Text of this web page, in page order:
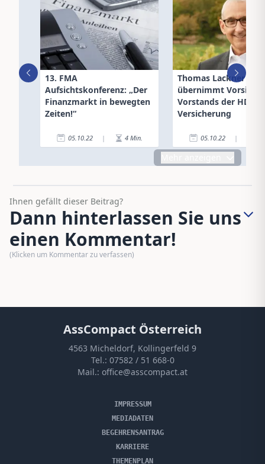
13. FMA
Aufsichtskonferenz: „Der
Finanzmarkt in bewegten
Zeiten!“
05.10.22 | 4 Min.
Thomas Lackner
übernimmt Vorsitz
Vorstands der HDI
Versicherung
05.10.22 |
Ihnen gefällt dieser Beitrag?
Dann hinterlassen Sie uns
einen Kommentar!
(Klicken um Kommentar zu verfassen)
AssCompact Österreich
4563 Micheldorf, Kollingerfeld 9
Tel.: 07582 / 51 668-0
Mail.: office@asscompact.at
IMPRESSUM
MEDIADATEN
BEGEHRENSANTRAG
KARRIERE
THEMENPLAN